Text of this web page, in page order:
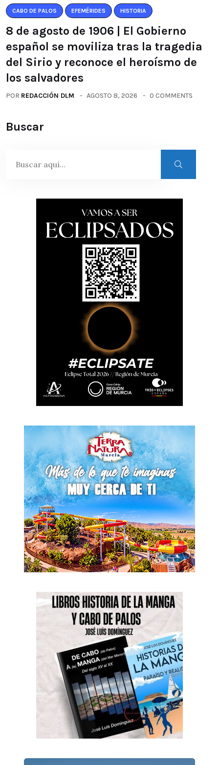
CABO DE PALOS EFEMÉRIDES HISTORIA
8 de agosto de 1906 | El Gobierno
español se moviliza tras la tragedia
del Sirio y reconoce el heroísmo de
los salvadores
POR REDACCIÓN DLM AGOSTO 8, 2026 0 COMMENTS
Buscar